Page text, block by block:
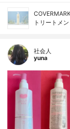
トリートメ
社会人
yuna